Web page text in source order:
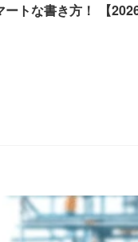
ートな書き方！ 【